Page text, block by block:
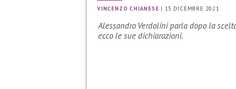
VINCENZO CHIANESE | 15 DICEMBRE 2021
Alessandro Verdolini parla dopo la
ecco le sue dichiarazioni.